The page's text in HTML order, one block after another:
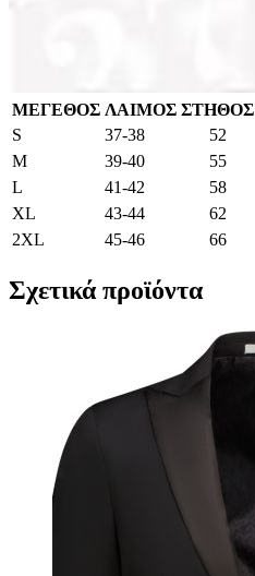
ΜΕΓΕΘΟΣ ΛΑΙΜΟΣ ΣΤΗΘΟΣ
S
37-38 52
M
39-40 55
L
41-42 58
XL
43-44 62
2XL
45-46 66
Σχετικά προϊόντα